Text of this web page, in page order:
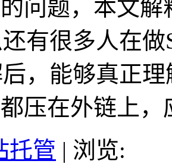
问题，本文
有很多人在
，能够真正
压在外链上
托管 | 浏览: